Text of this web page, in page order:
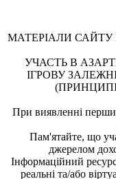
МАТЕРІАЛИ САЙТУ
УЧАСТЬ В
ІГРОВУ
При виявленні
Пам'ятайте, що
джерелом
Інформаційний
реальні та/або